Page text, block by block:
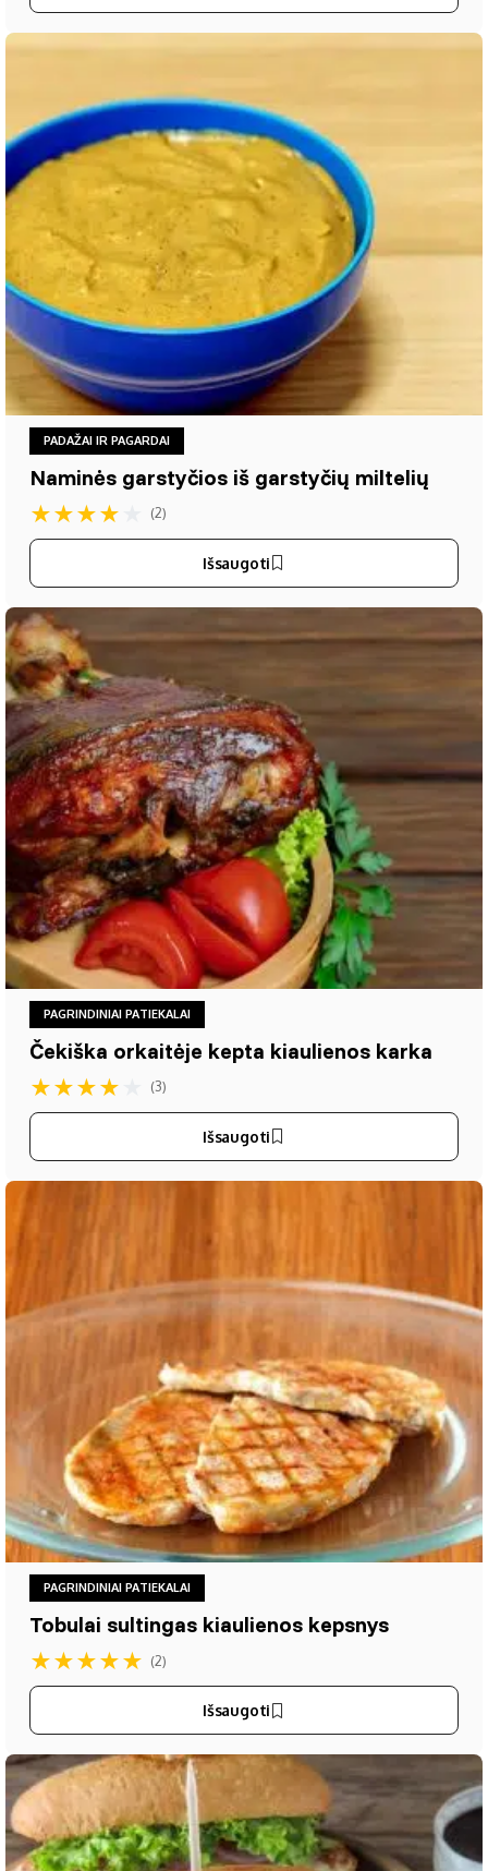
PADAŽAI IR PAGARDAI
Naminės garstyčios iš garstyčių miltelių
★★★★ (2)
Išsaugoti
PAGRINDINIAI PATIEKALAI
Čekiška orkaitėje kepta kiaulienos karka
★★★★ (3)
Išsaugoti
PAGRINDINIAI PATIEKALAI
Tobulai sultingas kiaulienos kepsnys
★★★★★ (2)
Išsaugoti